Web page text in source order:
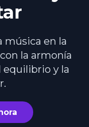
música en la
la armonía
equilibrio y la